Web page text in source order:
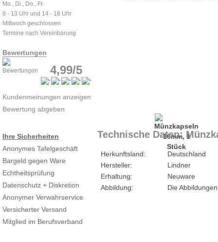
Mo., Di., Do., Fr.
9 - 13 Uhr und 14 - 18 Uhr
Mittwoch geschlossen
Termine nach Vereinbarung
Bewertungen
4,99/5
Kundenmeinungen anzeigen
Bewertung abgeben
Ihre Sicherheiten
Anonymes Tafelgeschäft
Bargeld gegen Ware
Echtheitsprüfung
Datenschutz + Diskretion
Anonymer Verwahrservice
Versicherter Versand
Mitglied im Berufsverband
Technische Daten:
Herkunftsland:
Deutschland
Hersteller:
Lindner
Erhaltung:
Neuware
Abbildung:
Die